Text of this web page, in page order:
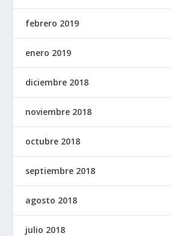
febrero 2019
enero 2019
diciembre 2018
noviembre 2018
octubre 2018
septiembre 2018
agosto 2018
julio 2018